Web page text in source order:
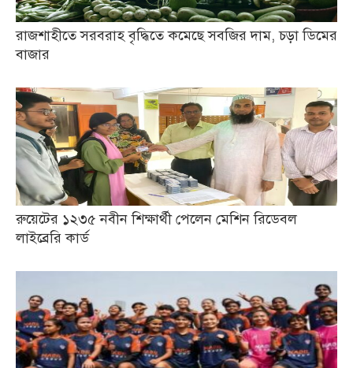
রাজশাহীতে সরবরাহ বৃদ্ধিতে কমেছে সবজির দাম, চড়া ডিমের
বাজার
রুয়েটের ১২৩৫ নবীন শিক্ষার্থী পেলেন মেশিন রিডেবল
লাইব্রেরি কার্ড